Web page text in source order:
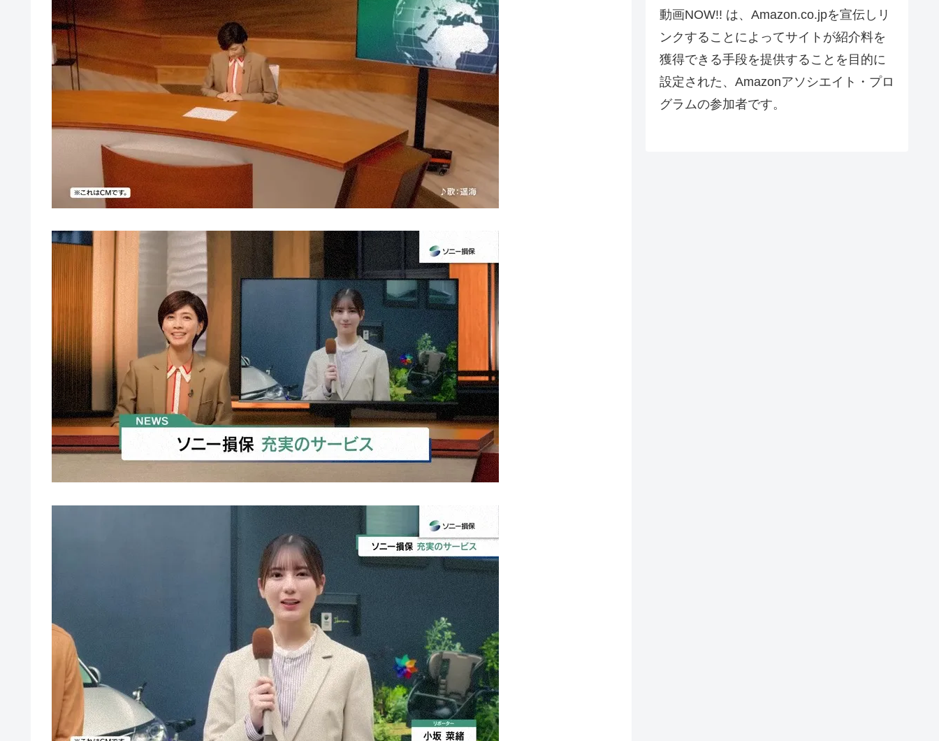
動画NOW!! は、Amazon.co.jpを宣伝しリ
ンクすることによってサイトが紹介料を
獲得できる手段を提供することを目的に
設定された、Amazonアソシエイト・プロ
グラムの参加者です。